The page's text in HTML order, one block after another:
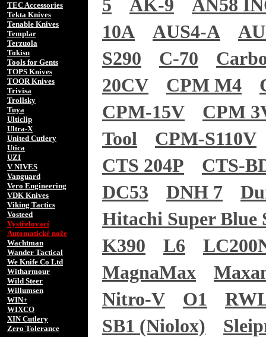
TEC Accessories
Tekta Knives
Tenable Knives
Templar
Terzuola
Tokisu
Tools for Gents
TOPS Knives
TOOR Knives
Trivisa
Trollsky
Tuya
Ulticlip
Ultra-X
United Cutlery
Utica
UZI
V NIVES
Vanguard
Vero Engineering
VDK Knives
Viking Tactics
Vosteed
Vystřelovací
Automatické nože
Wachtman
Wander Tactical
We Knife Co Ltd
Witharmour
Wild Steer
Willumsen
WIN+
WIXCO
XIN Cutlery
Zero Tolerance
5
AK-9
AN58
10A
AUS4-A
S290
C-70
20CV
CPM M4
CPM-15V
CPM
Tool
CPM-S110V
CTS 204P
CTS-
DC53
DNH 7
Hitachi Super Blue
K390
L6
MagnaMax
Nitro-V
O1
SB1 (Niolox)